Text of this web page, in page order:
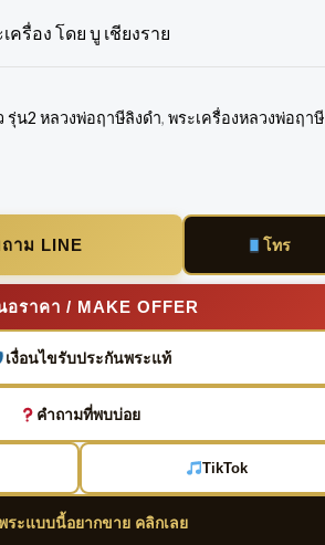
ครื่อง โดย บู เชียงราย
รุ่น2 หลวงพ่อฤาษีลิงดำ,พระเครื่องหลวงพ่อฤาษี
าม LINE โทร
อราคา / MAKE OFFER
เงื่อนไขรับประกันพระแท้
คำถามที่พบบ่อย
TikTok
ระแบบนี้อยากขาย คลิกเลย